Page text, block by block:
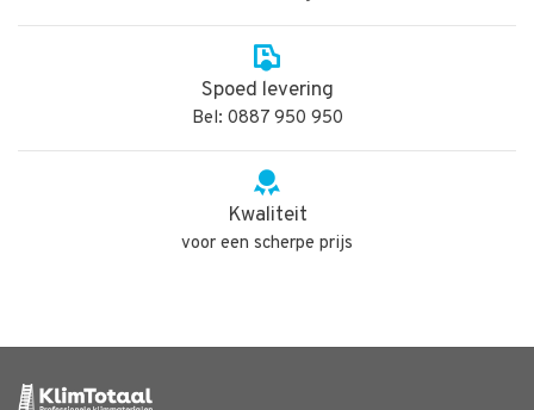
Spoed levering
Bel: 0887 950 950
Kwaliteit
voor een scherpe prijs